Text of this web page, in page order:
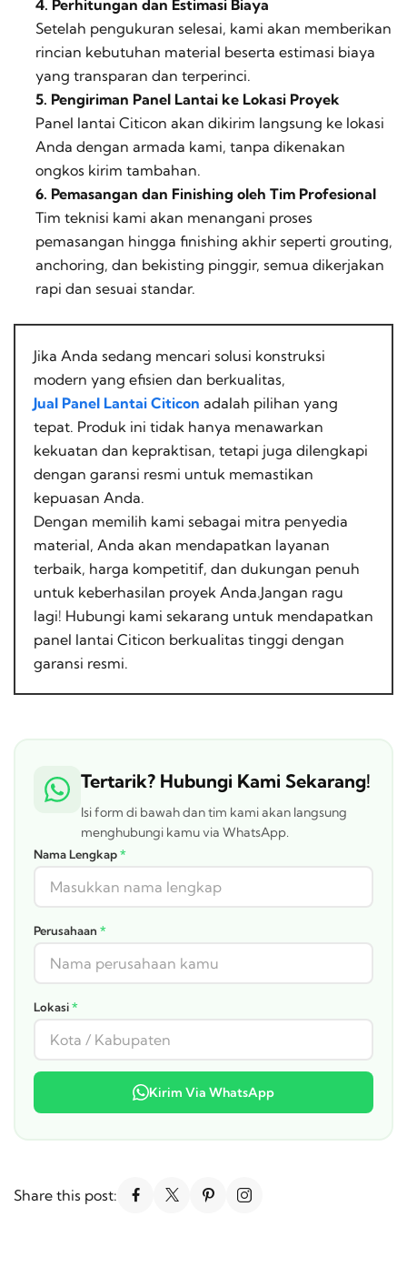
4. Perhitungan dan Estimasi Biaya
Setelah pengukuran selesai, kami akan memberikan
rincian kebutuhan material beserta estimasi biaya
yang transparan dan terperinci.
5. Pengiriman Panel Lantai ke Lokasi Proyek
Panel lantai Citicon akan dikirim langsung ke lokasi
Anda dengan armada kami, tanpa dikenakan
ongkos kirim tambahan.
6. Pemasangan dan Finishing oleh Tim Profesional
Tim teknisi kami akan menangani proses
pemasangan hingga finishing akhir seperti grouting,
anchoring, dan bekisting pinggir, semua dikerjakan
rapi dan sesuai standar.
Jika Anda sedang mencari solusi konstruksi
modern yang efisien dan berkualitas,
Jual Panel Lantai Citicon adalah pilihan yang
tepat. Produk ini tidak hanya menawarkan
kekuatan dan kepraktisan, tetapi juga dilengkapi
dengan garansi resmi untuk memastikan
kepuasan Anda.
Dengan memilih kami sebagai mitra penyedia
material, Anda akan mendapatkan layanan
terbaik, harga kompetitif, dan dukungan penuh
untuk keberhasilan proyek Anda.Jangan ragu
lagi! Hubungi kami sekarang untuk mendapatkan
panel lantai Citicon berkualitas tinggi dengan
garansi resmi.
Tertarik? Hubungi Kami Sekarang!
Isi form di bawah dan tim kami akan langsung
menghubungi kamu via WhatsApp.
Nama Lengkap*
Perusahaan *
Lokasi*
Kirim Via WhatsApp
Share this post: